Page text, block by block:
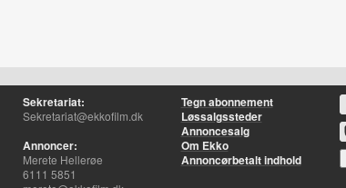
Sekretariat:
Sekretariat@ekkofilm.dk
Annoncer:
Merete Hellerøe
6111 5851
Tegn abonnement
Løssalgssteder
Annoncesalg
Om Ekko
Annoncørbetalt indhold